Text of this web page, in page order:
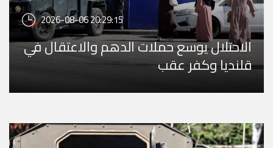
2026-08-06 20:29:15
الاحتلال يوسع حملات الدهم والاعتقال في
قلنديا وكفر عقب